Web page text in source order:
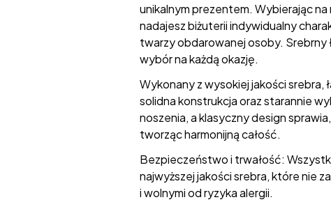
unikalnym prezentem. Wybierając
nadajesz biżuterii indywidualny
twarzy obdarowanej osoby. Srebrny
wybór na każdą okazję.
Wykonany z wysokiej jakości srebra,
solidna konstrukcja oraz starannie
noszenia, a klasyczny design
tworząc harmonijną całość.
Bezpieczeństwo i trwałość:
najwyższej jakości srebra, które nie
i wolnymi od ryzyka alergii.